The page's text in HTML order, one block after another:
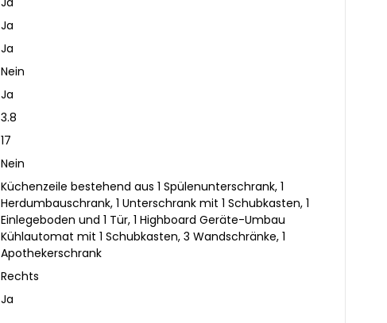
Ja
Ja
Nein
Ja
3.8
17
Nein
Küchenzeile bestehend aus 1 Spülenunterschrank, 1
Herdumbauschrank, 1 Unterschrank mit 1 Schubkasten, 1
Einlegeboden und 1 Tür, 1 Highboard Geräte-Umbau
Kühlautomat mit 1 Schubkasten, 3 Wandschränke, 1
Apothekerschrank
Rechts
Ja